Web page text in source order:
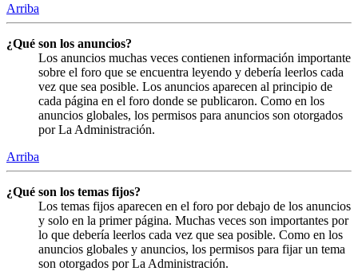
Arriba
¿Qué son los anuncios?
Los anuncios muchas veces contienen información importante
sobre el foro que se encuentra leyendo y debería leerlos cada
vez que sea posible. Los anuncios aparecen al principio de
cada página en el foro donde se publicaron. Como en los
anuncios globales, los permisos para anuncios son otorgados
por La Administración.
Arriba
¿Qué son los temas fijos?
Los temas fijos aparecen en el foro por debajo de los anuncios
y solo en la primer página. Muchas veces son importantes por
lo que debería leerlos cada vez que sea posible. Como en los
anuncios globales y anuncios, los permisos para fijar un tema
son otorgados por La Administración.